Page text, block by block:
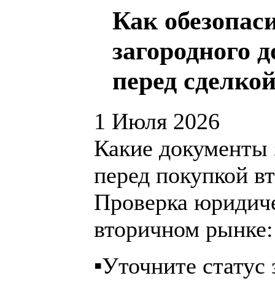
Как
загородного
перед
1 Июля 2026
Какие документы
перед покупкой
Проверка
вторичном
▪️Уточните